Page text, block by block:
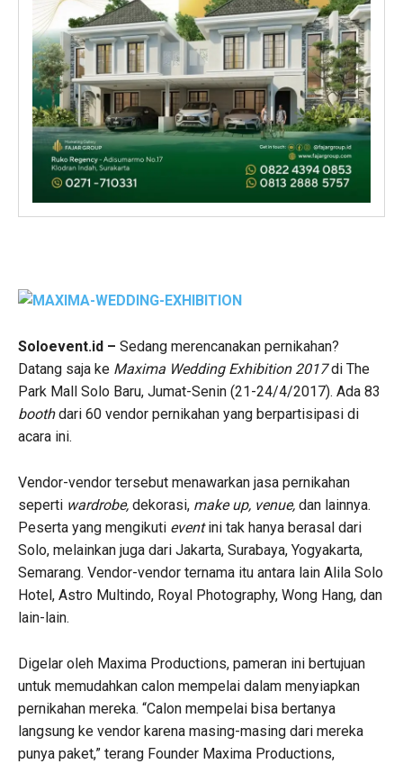
Soloevent.id – Sedang merencanakan pernikahan?
Datang saja ke Maxima Wedding Exhibition 2017di The
Park Mall Solo Baru, Jumat-Senin (21-24/4/2017). Ada 83
boothdari 60 vendor pernikahan yang berpartisipasi di
acara ini.
Vendor-vendor tersebut menawarkan jasa pernikahan
seperti wardrobe, dekorasi, make up, venue, dan lainnya.
Peserta yang mengikuti eventini tak hanya berasal dari
Solo, melainkan juga dari Jakarta, Surabaya, Yogyakarta,
Semarang. Vendor-vendor ternama itu antara lain Alila Solo
Hotel, Astro Multindo, Royal Photography, Wong Hang, dan
lain-lain.
Digelar oleh Maxima Productions, pameran ini bertujuan
untuk memudahkan calon mempelai dalam menyiapkan
pernikahan mereka. “Calon mempelai bisa bertanya
langsung ke vendor karena masing-masing dari mereka
punya paket,” terang Founder Maxima Productions,